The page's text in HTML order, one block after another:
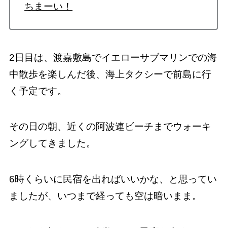
ちまーい！
2日目は、渡嘉敷島でイエローサブマリンでの海
中散歩を楽しんだ後、海上タクシーで前島に行
く予定です。
その日の朝、近くの阿波連ビーチまでウォーキ
ングしてきました。
6時くらいに民宿を出ればいいかな、と思ってい
ましたが、いつまで経っても空は暗いまま。